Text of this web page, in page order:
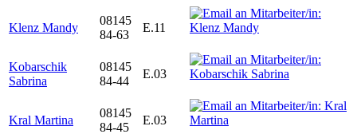
Klenz Mandy
08145
84-63
E.11
Kobarschik
Sabrina
08145
84-44
E.03
Kral Martina
08145
84-45
E.03